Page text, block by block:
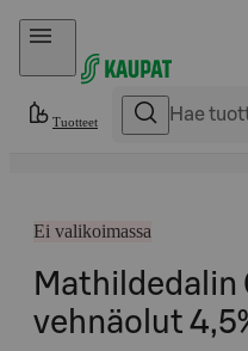
Hyppää sisältöön
Tuotteet
Ei valikoimassa
Mathildedalin
vehnäolut